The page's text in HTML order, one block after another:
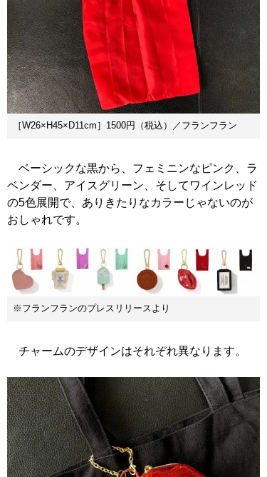
［W26×H45×D11cm］1500円（税込）／フランフラン
ベーシックな黒から、フェミニンなピンク、ラ
ベンダー、アイスグリーン、そしてワインレッド
の5色展開で、ありきたりなカラーじゃないのが
おしゃれです。
※フランフランのプレスリリースより
チャームのデザインはそれぞれ異なります。